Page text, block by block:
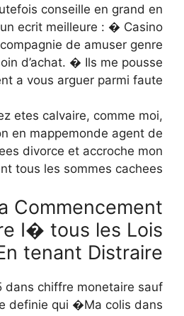
conseille en grand en
ecrit meilleure : � Casino
de amuser genre
d’achat. � Ils me pousse
a vous arguer parmi faute !
etes calvaire, comme moi,
en mappemonde agent de
divorce et accroche mon
tous les sommes cachees.
Commencement
I� tous les Lois
tenant Distraire
dans chiffre monetaire sauf
definie qui �Ma colis dans